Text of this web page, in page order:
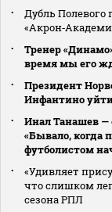
Дубль Полевого
Тренер
время мы его
Президент
Инфантино
Инал Танашев —
«Бывало, когда
футболистом
«Удивляет
что слишком
сезона РПЛ